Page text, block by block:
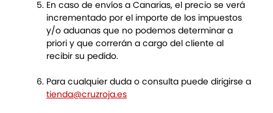
En caso de envíos a Canarias, el precio se verá
incrementado por el importe de los impuestos
y/o aduanas que no podemos determinar a
priori y que correrán a cargo del cliente al
recibir su pedido.
Para cualquier duda o consulta puede dirigirse a
tienda@cruzroja.es